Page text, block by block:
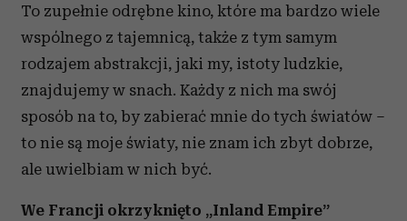
To zupełnie odrębne kino, które ma bardzo wiele
wspólnego z tajemnicą, także z tym samym
rodzajem abstrakcji, jaki my, istoty ludzkie,
znajdujemy w snach. Każdy z nich ma swój
sposób na to, by zabierać mnie do tych światów –
to nie są moje światy, nie znam ich zbyt dobrze,
ale uwielbiam w nich być.
We Francji okrzyknięto „Inland Empire”